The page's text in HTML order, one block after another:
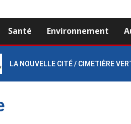
Santé Environnement
NOUVELLE CITÉ / CIMETIÈRE